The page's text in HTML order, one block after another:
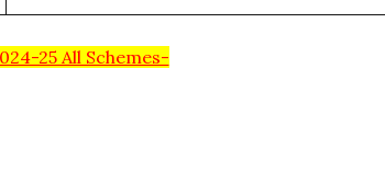
25 All Schemes-